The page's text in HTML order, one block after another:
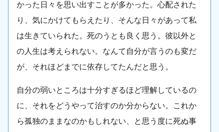
かった日々を思い出すことが多かった。心配された
り、気にかけてもらえたり、そんな日々があって私
は生きていられた。死のうとも良く思う。彼以外と
の人生は考えられない。なんて自分が言うのも変だ
が、それほどまでに依存してたんだと思う。
自分の弱いところは十分すぎるほど理解しているの
に、それをどうやって治すのか分からない。これか
ら孤独のままなのかもしれない、と思う度に死ぬ事